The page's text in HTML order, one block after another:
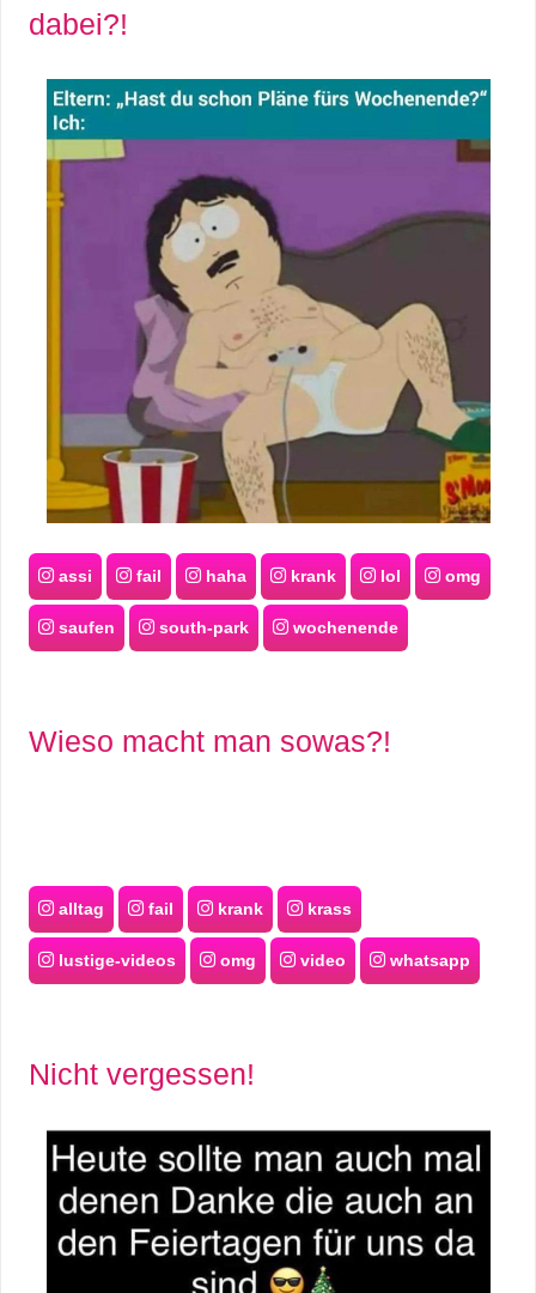
dabei?!
assi fail haha krank lol omg
saufen south-park wochenende
Wieso macht man sowas?!
alltag fail krank krass
lustige-videos omg video whatsapp
Nicht vergessen!